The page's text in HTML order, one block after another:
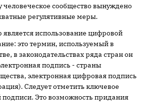
сообщество вынуждено
регулятивные меры.
использование цифровой
это термин, используемый в
в законодательствах ряда стран он
подпись - страны
электронная цифровая подпись
Следует отметить ключевое
подписи. Это возможность придания